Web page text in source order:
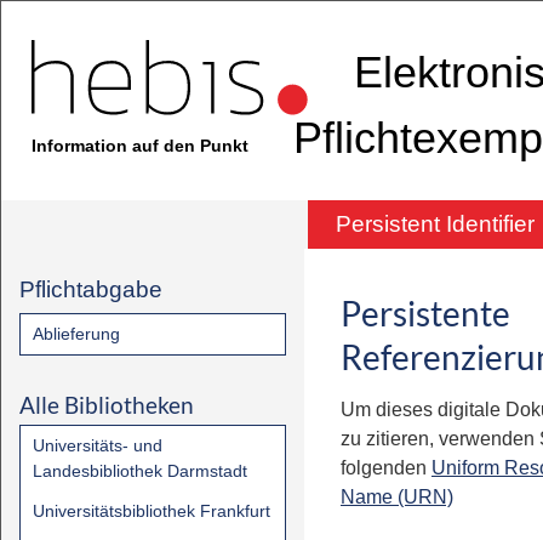
Information auf den Punkt
Persistent Identifier
Pflichtabgabe
Ablieferung
Alle Bibliotheken
Universitäts- und
Landesbibliothek Darmstadt
Universitätsbibliothek Frankfurt
Persistente
Um dieses digitale
zu zitieren, verwenden
folgenden Uniform
Name (URN)